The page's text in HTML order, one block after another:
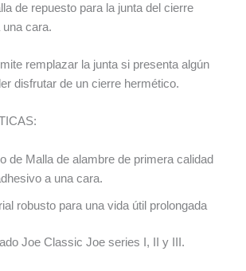
de repuesto para la junta del cierre
cara.
remplazar la junta si presenta algún
disfrutar de un cierre hermético.
de Malla de alambre de primera calidad
a una cara.
robusto para una vida útil prolongada
Joe Classic Joe series I, II y III.